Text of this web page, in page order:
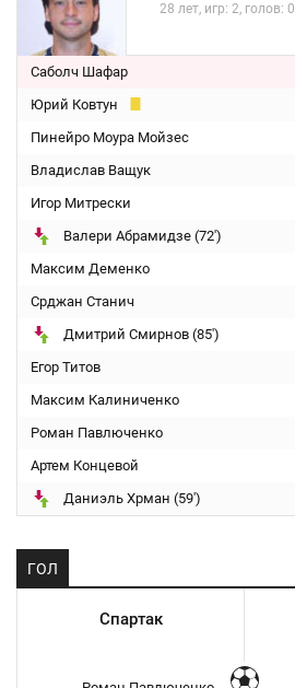
28 лет, игр: 2, голов: 0
Саболч Шафар
Юрий Ковтун
Пинейро Моура Мойзес
Владислав Ващук
Игор Митрески
Валери Абрамидзе (72')
Максим Деменко
Срджан Станич
Дмитрий Смирнов (85')
Егор Титов
Максим Калиниченко
Роман Павлюченко
Артем Концевой
Даниэль Хрман (59')
ГОЛ
Спартак